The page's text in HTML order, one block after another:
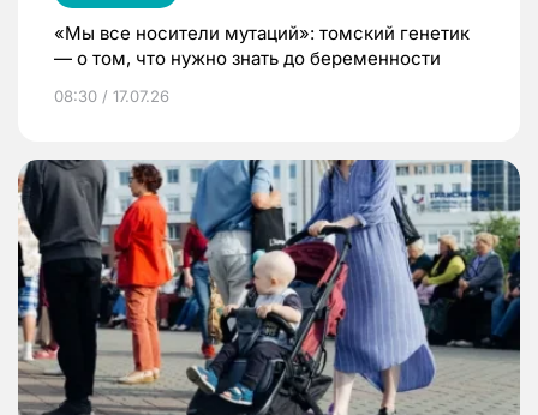
«Мы все носители мутаций»: томский генетик
— о том, что нужно знать до беременности
08:30 / 17.07.26